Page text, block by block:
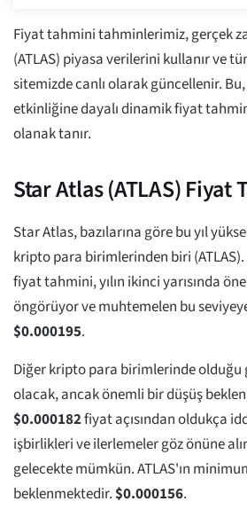
Fiyat tahmini tahminlerimiz, gerçek
(ATLAS) piyasa verilerini kullanır ve
sitemizde canlı olarak güncellenir.
etkinliğine dayalı dinamik fiyat
olanak tanır.
Star Atlas (ATLAS) Fiyat
Star Atlas, bazılarına göre bu yıl
kripto para birimlerinden biri (ATLAS).
fiyat tahmini, yılın ikinci yarısında
öngörüyor ve muhtemelen bu
$0.000195.
Diğer kripto para birimlerinde olduğu
olacak, ancak önemli bir düşüş
$0.000182fiyat açısından oldukça
işbirlikleri ve ilerlemeler göz önüne
gelecekte mümkün. ATLAS'ın
beklenmektedir.$0.000156.